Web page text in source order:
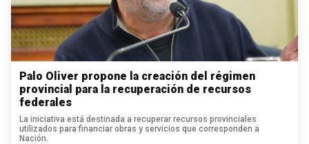
Palo Oliver propone la creación del régimen
provincial para la recuperación de recursos
federales
La iniciativa está destinada a recuperar recursos provinciales
utilizados para financiar obras y servicios que corresponden a
Nación.